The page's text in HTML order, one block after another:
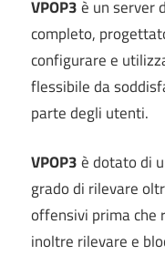
VPOP3è un server
completo,
configurare e
flessibile da
parte degli utenti.
VPOP3è dotato di
grado di rilevare
offensivi prima che
inoltre rilevare e